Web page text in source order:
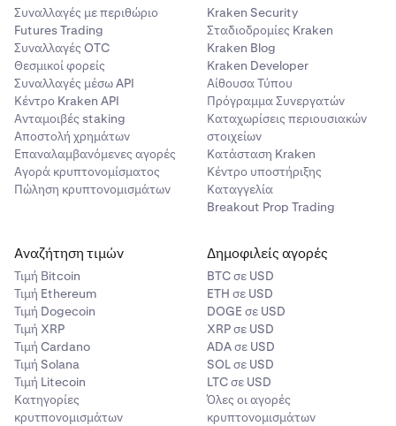
Συναλλαγές με περιθώριο
Futures Trading
Συναλλαγές OTC
Θεσμικοί φορείς
Συναλλαγές μέσω API
Κέντρο Kraken API
Ανταμοιβές staking
Αποστολή χρημάτων
Επαναλαμβανόμενες αγορές
Αγορά κρυπτονομίσματος
Πώληση κρυπτονομισμάτων
Kraken Security
Σταδιοδρομίες Kraken
Kraken Blog
Kraken Developer
Αίθουσα Τύπου
Πρόγραμμα Συνεργατών
Καταχωρίσεις περιουσιακών
στοιχείων
Κατάσταση Kraken
Κέντρο υποστήριξης
Καταγγελία
Breakout Prop Trading
Αναζήτηση τιμών
Τιμή Βitcoin
Τιμή Ethereum
Τιμή Dogecoin
Τιμή XRP
Τιμή Cardano
Τιμή Solana
Τιμή Litecoin
Κατηγορίες
κρυτπονομισμάτων
Δημοφιλείς αγορές
BTC σε USD
ETH σε USD
DOGE σε USD
XRP σε USD
ADA σε USD
SOL σε USD
LTC σε USD
Όλες οι αγορές
κρυπτονομισμάτων